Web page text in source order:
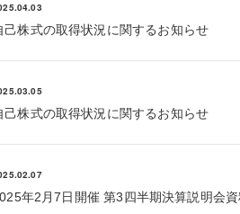
己株式の取得状況に関するお知らせ
己株式の取得状況に関するお知らせ
年2月7日開催 第3四半期決算説明会